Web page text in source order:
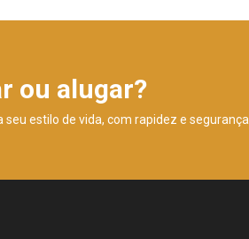
ou alugar?
estilo de vida, com rapidez e segurança.